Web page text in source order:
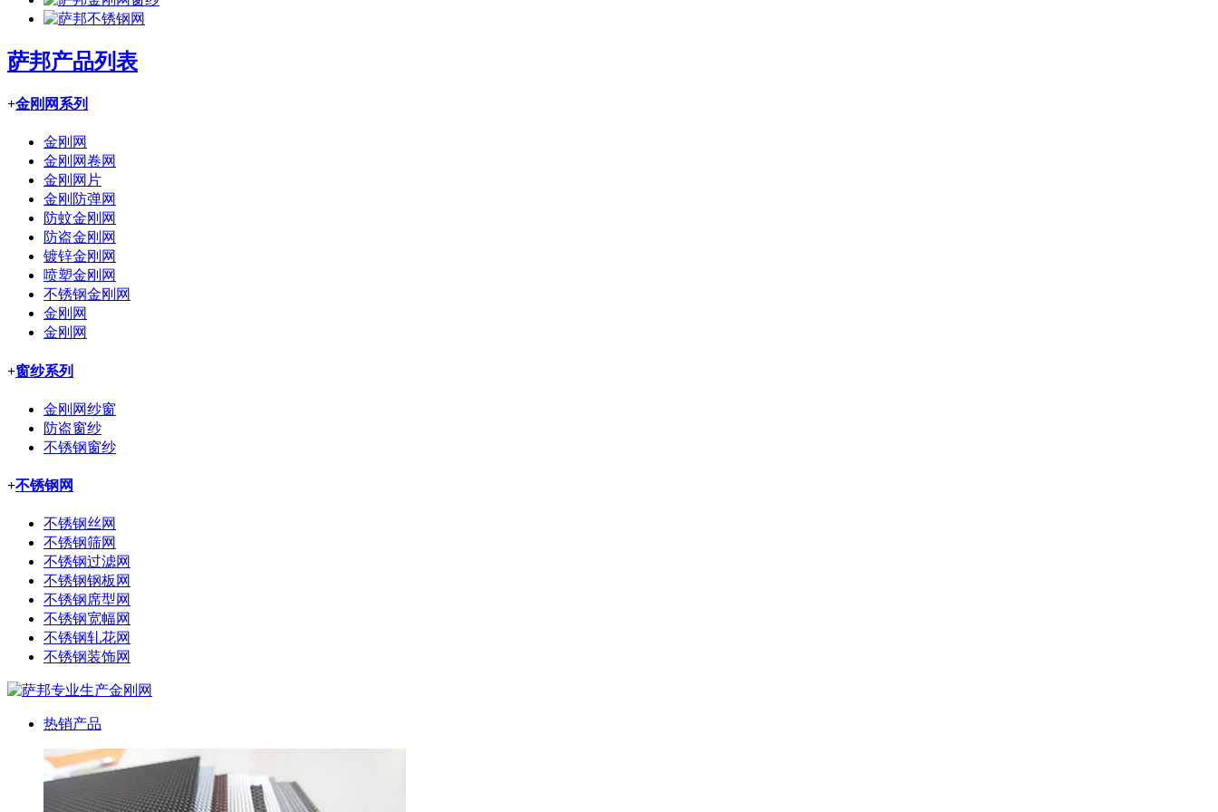
萨邦产品列表
+金刚网系列
金刚网
金刚网卷网
金刚网片
金刚防弹网
防蚊金刚网
防盗金刚网
镀锌金刚网
喷塑金刚网
不锈钢金刚网
金刚网
金刚网
+窗纱系列
金刚网纱窗
防盗窗纱
不锈钢窗纱
+不锈钢网
不锈钢丝网
不锈钢筛网
不锈钢过滤网
不锈钢钢板网
不锈钢席型网
不锈钢宽幅网
不锈钢轧花网
不锈钢装饰网
热销产品